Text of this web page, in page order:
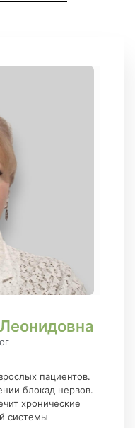
пациентов.
блокад нервов.
хронические
системы